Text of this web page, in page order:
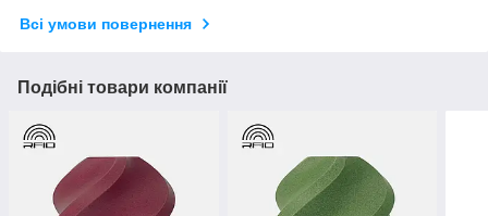
Всі умови повернення
Подібні товари компанії